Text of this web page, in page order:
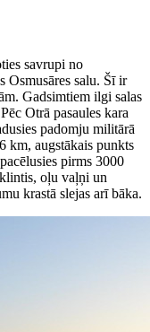
savrupi no
Osmusāres salu. Šī ir
Gadsimtiem ilgi salas
Otrā pasaules kara
padomju militārā
km, augstākais punkts
pirms 3000
oļu vaļņi un
krastā slejas arī bāka.